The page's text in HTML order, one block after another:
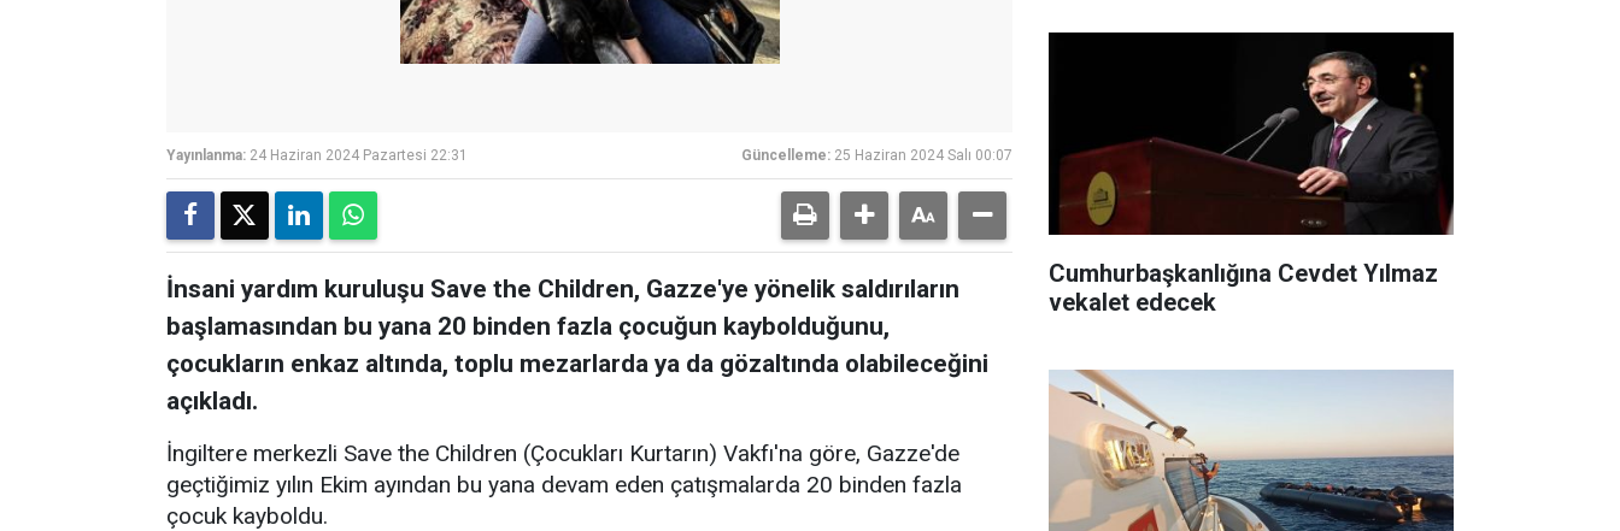
Yayınlanma: 24 Haziran 2024 Pazartesi 22:31 Güncelleme: 25 Haziran 2024 Salı 00:07
İnsani yardım kuruluşu Save the Children, Gazze'ye yönelik saldırıların
başlamasından bu yana 20 binden fazla çocuğun kaybolduğunu,
çocukların enkaz altında, toplu mezarlarda ya da gözaltında olabileceğini
açıkladı.
İngiltere merkezli Save the Children (Çocukları Kurtarın) Vakfı'na göre, Gazze'de
geçtiğimiz yılın Ekim ayından bu yana devam eden çatışmalarda 20 binden fazla
çocuk kayboldu.
Cumhurbaşkanlığına Cevdet Yılmaz
vekalet edecek